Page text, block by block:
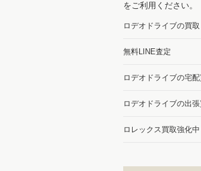
をご利用ください。
ロデオドライブの買取
無料LINE査定
ロデオドライブの宅配
ロデオドライブの出張
ロレックス買取強化中